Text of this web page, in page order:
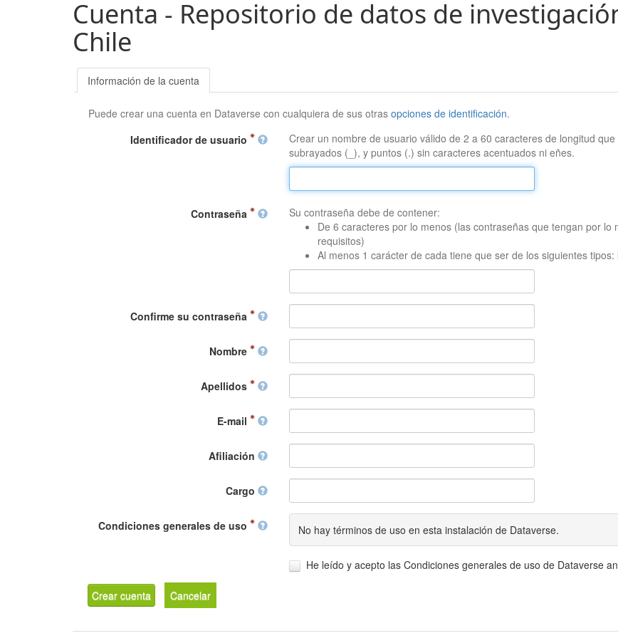
Cuenta - Repositorio de datos de
Chile
Información de la cuenta
Puede crear una cuenta en Dataverse con cualquiera de sus otrasopciones de identificación.
Identificador de usuario
Crear un nombre de usuario válido de 2 a 60 caracteres de longitud
subrayados (_), y puntos (.) sin caracteres acentuados ni eñes.
Contraseña
Su contraseña debe de contener:
De 6 caracteres por lo menos (las contraseñas que tengan por
requisitos)
Al menos 1 carácter de cada tiene que ser de los siguientes tipos:
Confirme su contraseña
Nombre
Apellidos
E-mail
Afiliación
Cargo
Condiciones generales de uso No hay términos de uso en esta instalación de Dataverse.
He leído y acepto las Condiciones generales de uso de Dataverse
Crear cuenta Cancelar